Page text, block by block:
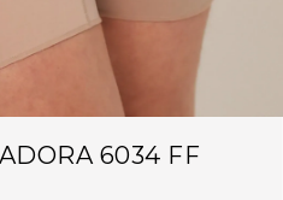
6034 FF